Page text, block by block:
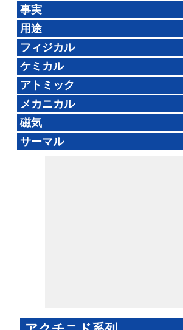
事実
用途
フィジカル
ケミカル
アトミック
メカニカル
磁気
サーマル